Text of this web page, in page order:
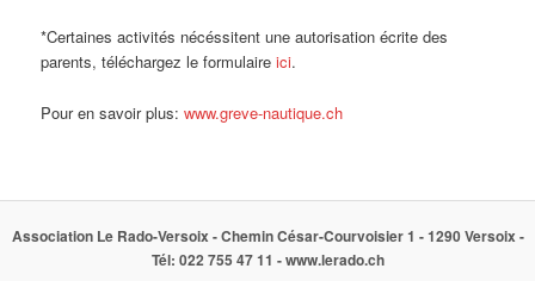
*Certaines activités nécéssitent une autorisation écrite des
parents, téléchargez le formulaireici.
Pour en savoir plus:www.greve-nautique.ch
Association Le Rado-Versoix - Chemin César-Courvoisier 1 - 1290 Versoix -
Tél: 022 755 47 11 - www.lerado.ch